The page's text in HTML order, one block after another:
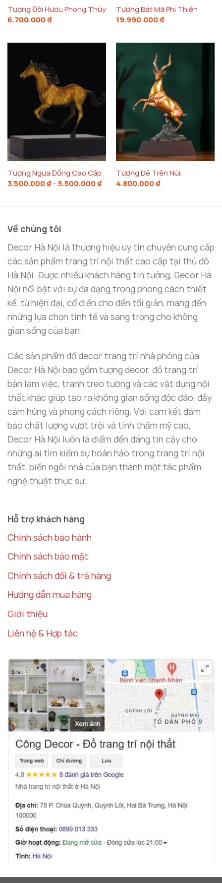
Tượng Đôi Hươu Phong Thủy
6.700.000 ₫
Tượng Bát Mã Phi Thiên
19.990.000 ₫
Tượng Ngựa Đồng Cao Cấp
3.500.000 ₫ – 5.500.000 ₫Khoảng
giá:
Tượng Dê Trên Núi
4.800.000 ₫
Về chúng tôi
Decor Hà Nội là thương hiệu uy tín chuyên cung cấp
các sản phẩm trang trí nội thất cao cấp tại thủ đô
Hà Nội. Được nhiều khách hàng tin tưởng, Decor Hà
Nội nổi bật với sự đa dạng trong phong cách thiết
kế, từ hiện đại, cổ điển cho đến tối giản, mang đến
những lựa chọn tinh tế và sang trọng cho không
gian sống của bạn.
Các sản phẩm đồ decor trang trí nhà phòng của
Decor Hà Nội bao gồm tượng decor, đồ trang trí
bàn làm việc, tranh treo tường và các vật dụng nội
thất khác giúp tạo ra không gian sống độc đáo, đầy
cảm hứng và phong cách riêng. Với cam kết đảm
bảo chất lượng vượt trội và tính thẩm mỹ cao,
Decor Hà Nội luôn là điểm đến đáng tin cậy cho
những ai tìm kiếm sự hoàn hảo trong trang trí nội
thất, biến ngôi nhà của bạn thành một tác phẩm
nghệ thuật thực sự.
Hỗ trợ khách hàng
Chính sách bảo hành
Chính sách bảo mật
Chính sách đổi & trả hàng
Hướng dẫn mua hàng
Giới thiệu
Liên hệ & Hợp tác